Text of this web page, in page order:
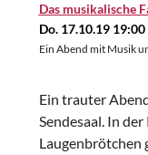
Das musikalische
Do. 17.10.19 19:00
Ein Abend mit Musik
Ein trauter
Sendesaal. In
Laugenbrötchen